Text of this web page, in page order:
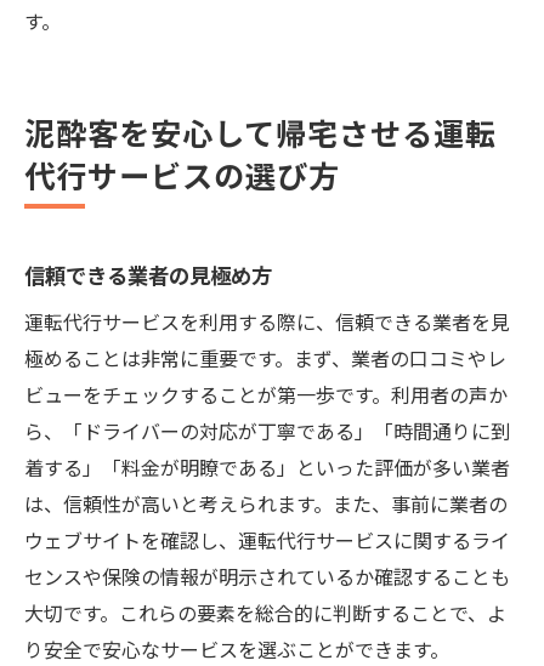
す。
泥酔客を安心して帰宅させる運転
代行サービスの選び方
信頼できる業者の見極め方
運転代行サービスを利用する際に、信頼できる業者を見
極めることは非常に重要です。まず、業者の口コミやレ
ビューをチェックすることが第一歩です。利用者の声か
ら、「ドライバーの対応が丁寧である」「時間通りに到
着する」「料金が明瞭である」といった評価が多い業者
は、信頼性が高いと考えられます。また、事前に業者の
ウェブサイトを確認し、運転代行サービスに関するライ
センスや保険の情報が明示されているか確認することも
大切です。これらの要素を総合的に判断することで、よ
り安全で安心なサービスを選ぶことができます。